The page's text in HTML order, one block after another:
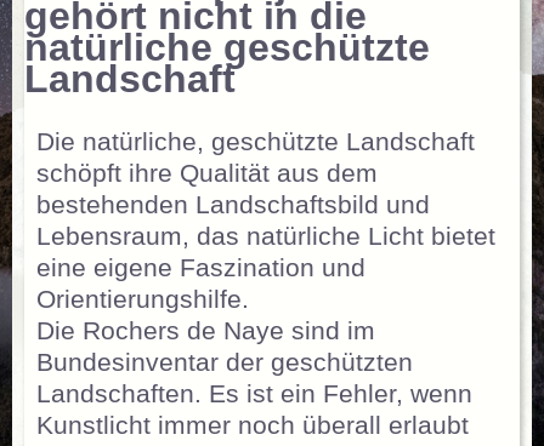
gehört nicht in die
natürliche geschützte
Landschaft
Die natürliche, geschützte Landschaft
schöpft ihre Qualität aus dem
bestehenden Landschaftsbild und
Lebensraum, das natürliche Licht bietet
eine eigene Faszination und
Orientierungshilfe.
Die Rochers de Naye sind im
Bundesinventar der geschützten
Landschaften. Es ist ein Fehler, wenn
Kunstlicht immer noch überall erlaubt